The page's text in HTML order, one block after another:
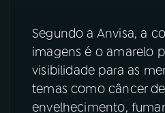
Segundo a Anvisa, a
imagens é o amarelo
visibilidade para as
temas como câncer
envelhecimento,